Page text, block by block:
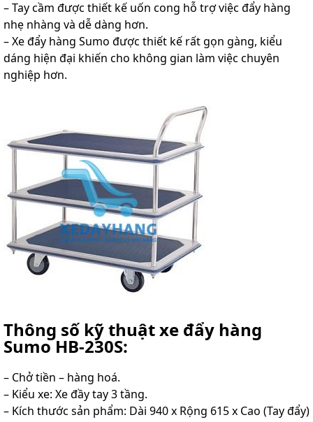
– Tay cầm được thiết kế uốn cong hỗ trợ việc đẩy hàng
nhẹ nhàng và dễ dàng hơn.
– Xe đẩy hàng Sumo được thiết kế rất gọn gàng, kiểu
dáng hiện đại khiến cho không gian làm việc chuyên
nghiệp hơn.
Thông số kỹ thuật xe đẩy hàng
Sumo HB-230S:
– Chở tiền – hàng hoá.
– Kiểu xe: Xe đầy tay 3 tầng.
– Kích thước sản phẩm: Dài 940 x Rộng 615 x Cao (Tay đẩy)